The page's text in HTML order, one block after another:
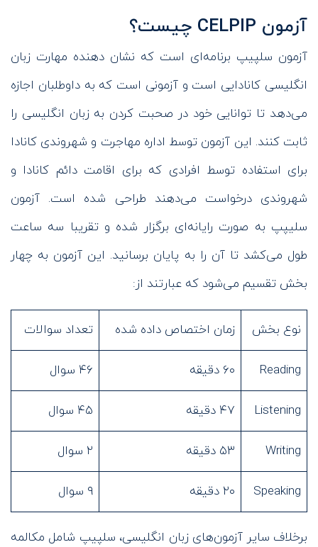
آزمون CELPIP چیست؟
آزمون سلپیپ برنامه‌ای است که نشان دهنده مهارت زبان
انگلیسی کانادایی است و آزمونی است که به داوطلبان اجازه
می‌دهد تا توانایی خود در صحبت کردن به زبان انگلیسی را
ثابت کنند. این آزمون توسط اداره مهاجرت و شهروندی کانادا
برای استفاده توسط افرادی که برای اقامت دائم کانادا و
شهروندی درخواست می‌دهند طراحی شده است. آزمون
سلیپپ به صورت رایانه‌ای برگزار شده و تقریبا سه ساعت
طول می‌کشد تا آن را به پایان برسانید. این آزمون به چهار
بخش تقسیم می‌شود که عبارتند از:
نوع بخش زمان اختصاص داده شده تعداد سوالات
Reading ۶۰ دقیقه ۴۶ سوال
Listening ۴۷ دقیقه ۴۵ سوال
Writing ۵۳ دقیقه ۲ سوال
Speaking ۲۰ دقیقه ۹ سوال
برخلاف سایر آزمون‌های زبان انگلیسی، سلپیپ شامل مکالمه